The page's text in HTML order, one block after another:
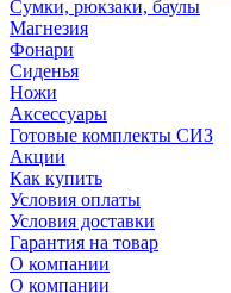
Сумки, рюкзаки, баулы
Магнезия
Фонари
Сиденья
Ножи
Аксессуары
Готовые комплекты СИЗ
Акции
Как купить
Условия оплаты
Условия доставки
Гарантия на товар
О компании
О компании